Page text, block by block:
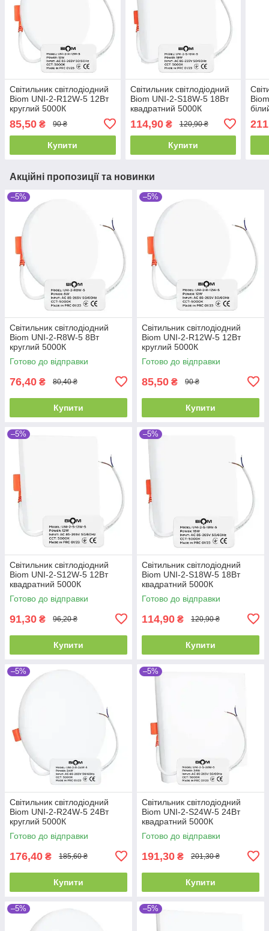
Світильник світлодіодний
Biom UNI-2-R12W-5 12Вт
круглий 5000К
85,50 ₴ 90 ₴
Купити
Світильник світлодіодний
Biom UNI-2-S18W-5 18Вт
квадратний 5000К
114,90₴ 120,90 ₴
Купити
Акційні пропозиції та новинки
–5%
Світильник світлодіодний
Biom UNI-2-R8W-5 8Вт
круглий 5000К
Готово до відправки
76,40 ₴ 80,40 ₴
Купити
–5%
Світильник світлодіодний
Biom UNI-2-R12W-5 12Вт
круглий 5000К
Готово до відправки
85,50 ₴ 90 ₴
Купити
–5%
Світильник світлодіодний
Biom UNI-2-S12W-5 12Вт
квадратний 5000К
Готово до відправки
91,30 ₴ 96,20 ₴
Купити
–5%
Світильник світлодіодний
Biom UNI-2-S18W-5 18Вт
квадратний 5000К
Готово до відправки
114,90 ₴ 120,90 ₴
Купити
–5%
Світильник світлодіодний
Biom UNI-2-R24W-5 24Вт
круглий 5000К
Готово до відправки
176,40 ₴ 185,60 ₴
Купити
–5%
Світильник світлодіодний
Biom UNI-2-S24W-5 24Вт
квадратний 5000К
Готово до відправки
191,30 ₴ 201,30 ₴
Купити
–5% –5%